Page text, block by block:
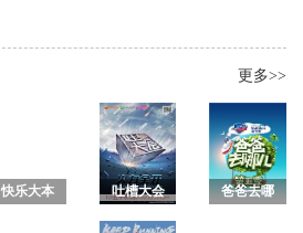
更多>>
快乐大本
吐槽大会
爸爸去哪